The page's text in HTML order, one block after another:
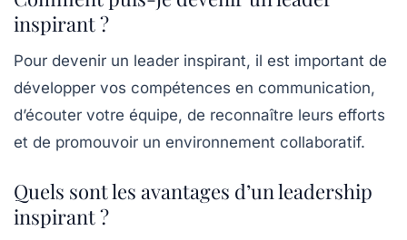
inspirant ?
Pour devenir un leader inspirant, il est important de
développer vos compétences en communication,
d’écouter votre équipe, de reconnaître leurs efforts
et de promouvoir un environnement collaboratif.
Quels sont les avantages d’un leadership
inspirant ?